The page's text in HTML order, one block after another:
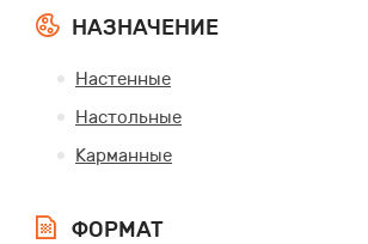
НАЗНАЧЕНИЕ
Настенные
Настольные
Карманные
ФОРМАТ